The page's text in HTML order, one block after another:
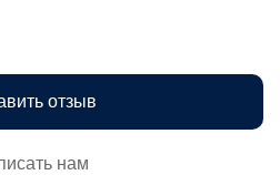
отзыв
нам